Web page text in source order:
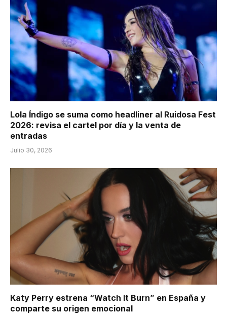
Lola Índigo se suma como headliner al Ruidosa Fest
2026: revisa el cartel por día y la venta de
entradas
Julio 30, 2026
Katy Perry estrena “Watch It Burn” en España y
comparte su origen emocional